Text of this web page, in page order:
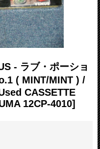
- ラブ・ポーショ
( MINT/MINT ) /
CASSETTE
12CP-4010]